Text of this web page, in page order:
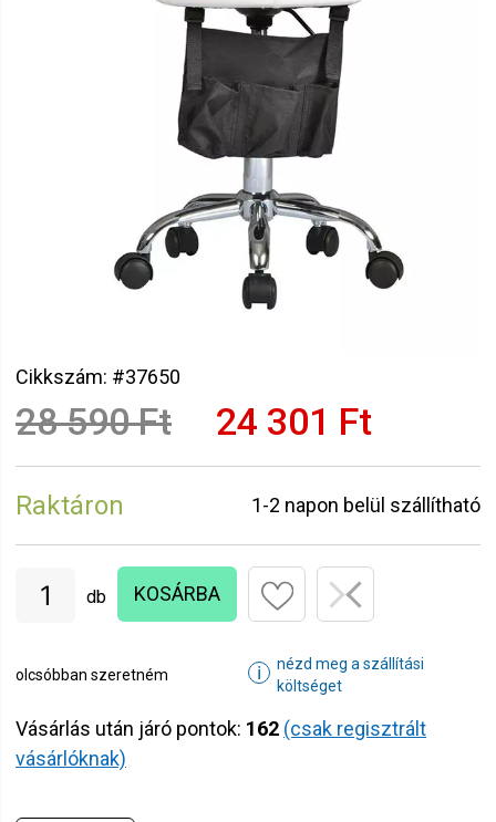
Cikkszám: #37650
28 590 Ft 24 301 Ft
Raktáron 1-2 napon belül szállítható
db KOSÁRBA
olcsóbban szeretném ℹ
nézd meg a szállítási
költséget
Vásárlás után járó pontok: 162 (csak regisztrált
vásárlóknak)